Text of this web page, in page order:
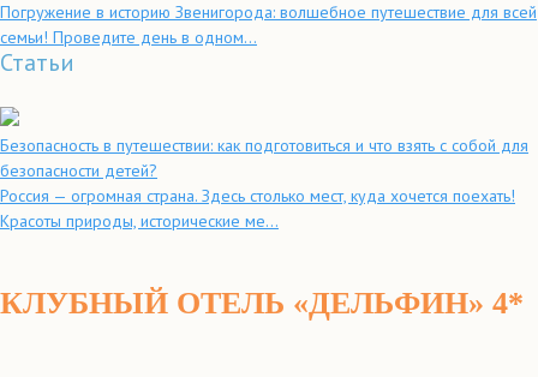
Погружение в историю Звенигорода: волшебное путешествие для всей
семьи! Проведите день в одном...
Статьи
Безопасность в путешествии: как подготовиться и что взять с собой для
безопасности детей?
Россия — огромная страна. Здесь столько мест, куда хочется поехать!
Красоты природы, исторические ме...
КЛУБНЫЙ ОТЕЛЬ «ДЕЛЬФИН» 4*